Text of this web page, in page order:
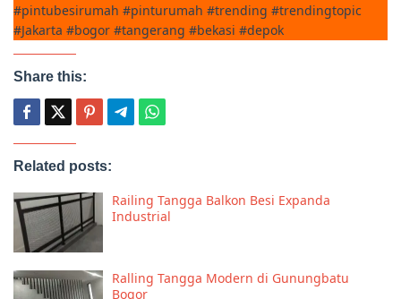
#pintubesirumah #pinturumah #trending #trendingtopic
#Jakarta #bogor #tangerang #bekasi #depok
Share this:
Related posts:
Railing Tangga Balkon Besi Expanda
Industrial
Ralling Tangga Modern di Gunungbatu
Bogor